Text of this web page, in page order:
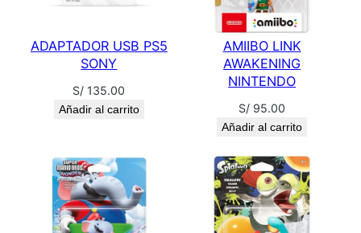
ADAPTADOR USB PS5
SONY
S/ 135.00
Añadir al carrito
AMIIBO LINK
AWAKENING
NINTENDO
S/ 95.00
Añadir al carrito